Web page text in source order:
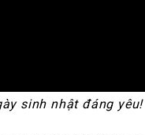
sinh nhật đáng